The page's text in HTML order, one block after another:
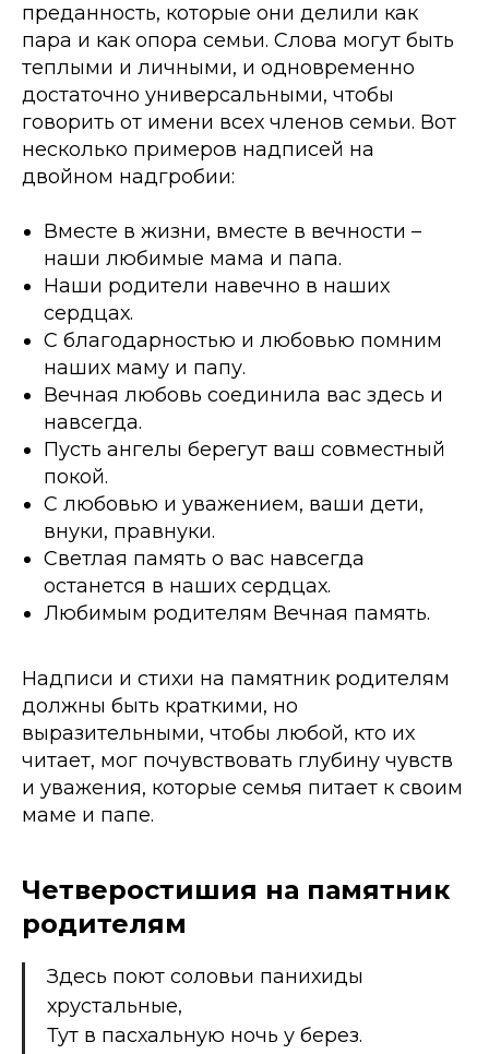
преданность, которые они делили как
пара и как опора семьи. Слова могут быть
теплыми и личными, и одновременно
достаточно универсальными, чтобы
говорить от имени всех членов семьи. Вот
несколько примеров надписей на
двойном надгробии:
Вместе в жизни, вместе в вечности –
наши любимые мама и папа.
Наши родители навечно в наших
сердцах.
С благодарностью и любовью помним
наших маму и папу.
Вечная любовь соединила вас здесь и
навсегда.
Пусть ангелы берегут ваш совместный
покой.
С любовью и уважением, ваши дети,
внуки, правнуки.
Светлая память о вас навсегда
останется в наших сердцах.
Любимым родителям Вечная память.
Надписи и стихи на памятник родителям
должны быть краткими, но
выразительными, чтобы любой, кто их
читает, мог почувствовать глубину чувств
и уважения, которые семья питает к своим
маме и папе.
Четверостишия на памятник
родителям
Здесь поют соловьи панихиды
хрустальные,
Тут в пасхальную ночь у берез.